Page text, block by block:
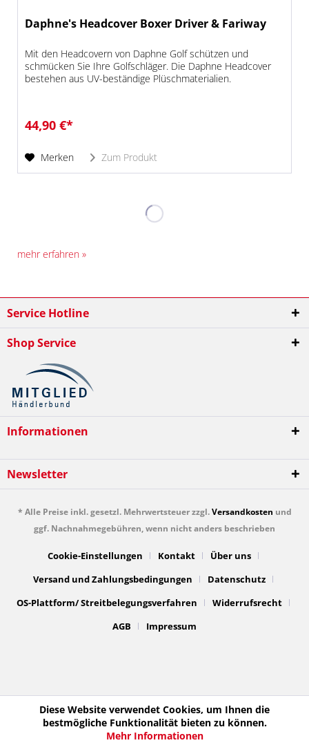
Daphne's Headcover Boxer Driver & Fariway
Mit den Headcovern von Daphne Golf schützen und
schmücken Sie Ihre Golfschläger. Die Daphne Headcover
bestehen aus UV-beständige Plüschmaterialien.
44,90 €*
Merken Zum Produkt
mehr erfahren »
Service Hotline
Shop Service
Informationen
Newsletter
* Alle Preise inkl. gesetzl. Mehrwertsteuer zzgl.Versandkosten und
ggf. Nachnahmegebühren, wenn nicht anders beschrieben
Cookie-Einstellungen Kontakt
Über uns
Versand und Zahlungsbedingungen
Datenschutz
OS-Plattform/ Streitbelegungsverfahren
Widerrufsrecht
AGB
Impressum
Diese Website verwendet Cookies, um Ihnen die
bestmögliche Funktionalität bieten zu können.
Mehr Informationen